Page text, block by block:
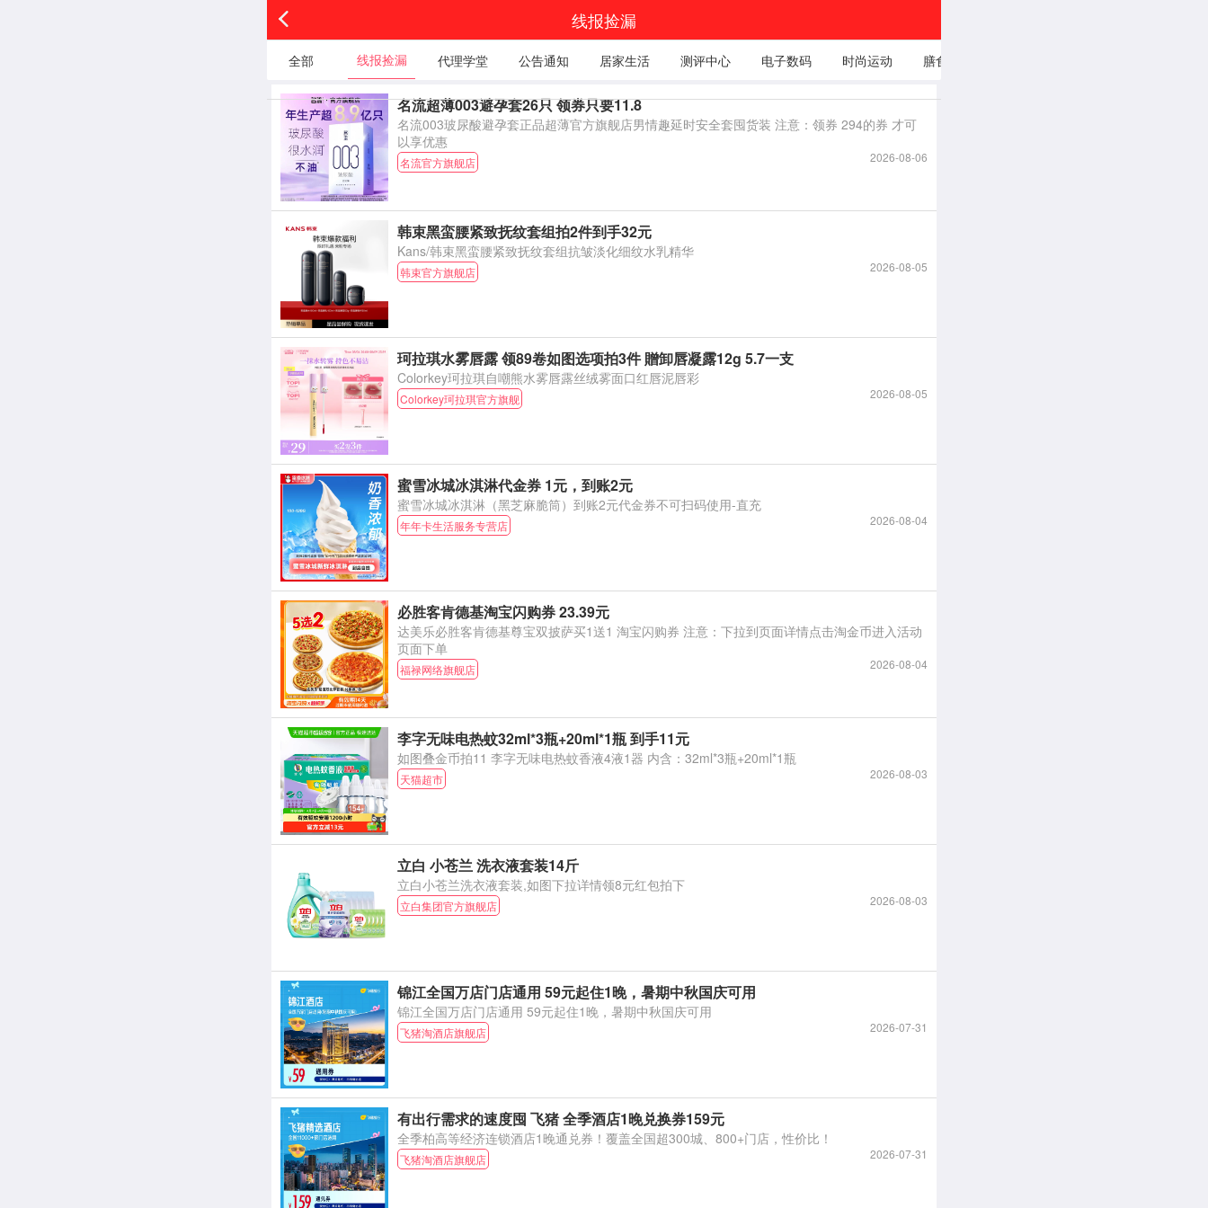
线报捡漏
全部 线报捡漏 代理学堂 公告通知 居家生活 测评中心 电子数码 时尚运动 膳食养生
名流超薄003避孕套26只 领券只要11.8
名流003玻尿酸避孕套正品超薄官方旗舰店男情趣延时安全套囤货装 注意：领券 294的券 才可
以享优惠
名流官方旗舰店 2026-08-06
韩束黑蛮腰紧致抚纹套组拍2件到手32元
Kans/韩束黑蛮腰紧致抚纹套组抗皱淡化细纹水乳精华
韩束官方旗舰店 2026-08-05
珂拉琪水雾唇露 领89卷如图选项拍3件 贈卸唇凝露12g 5.7一支
Colorkey珂拉琪自嘲熊水雾唇露丝绒雾面口红唇泥唇彩
Colorkey珂拉琪官方旗舰 2026-08-05
蜜雪冰城冰淇淋代金券 1元，到账2元
蜜雪冰城冰淇淋（黑芝麻脆筒）到账2元代金券不可扫码使用-直充
年年卡生活服务专营店 2026-08-04
必胜客肯德基淘宝闪购券 23.39元
达美乐必胜客肯德基尊宝双披萨买1送1 淘宝闪购券 注意：下拉到页面详情点击淘金币进入活动
页面下单
福禄网络旗舰店 2026-08-04
李字无味电热蚊32ml*3瓶+20ml*1瓶 到手11元
如图叠金币拍11 李字无味电热蚊香液4液1器 内含：32ml*3瓶+20ml*1瓶
天猫超市 2026-08-03
立白 小苍兰 洗衣液套装14斤
立白小苍兰洗衣液套装,如图下拉详情领8元红包拍下
立白集团官方旗舰店 2026-08-03
锦江全国万店门店通用 59元起住1晚，暑期中秋国庆可用
锦江全国万店门店通用 59元起住1晚，暑期中秋国庆可用
飞猪淘酒店旗舰店 2026-07-31
有出行需求的速度囤 飞猪 全季酒店1晚兑换券159元
全季柏高等经济连锁酒店1晚通兑券！覆盖全国超300城、800+门店，性价比！
飞猪淘酒店旗舰店 2026-07-31